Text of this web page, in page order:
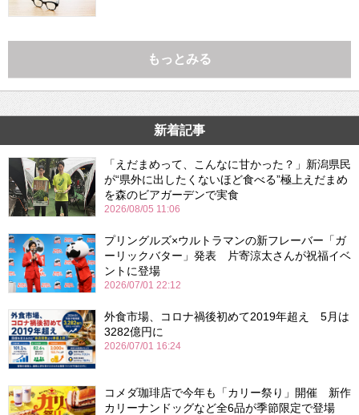
もっとみる
新着記事
「えだまめって、こんなに甘かった？」新潟県民
が“県外に出したくないほど食べる”極上えだまめ
を森のビアガーデンで実食
2026/08/05 11:06
プリングルズ×ウルトラマンの新フレーバー「ガ
ーリックバター」発表 片寄涼太さんが祝福イベ
ントに登場
2026/07/01 22:12
外食市場、コロナ禍後初めて2019年超え 5月は
3282億円に
2026/07/01 16:24
コメダ珈琲店で今年も「カリー祭り」開催 新作
カリーナンドッグなど全6品が季節限定で登場